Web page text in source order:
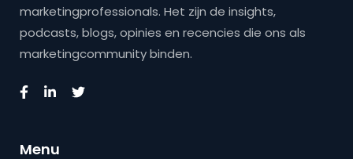
marketingprofessionals. Het zijn de insights,
podcasts, blogs, opinies en recencies die ons als
marketingcommunity binden.
Menu